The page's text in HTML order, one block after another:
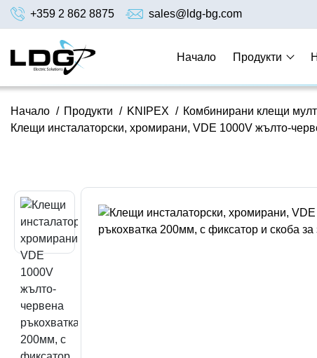
+359 2 862 8875 sales@ldg-bg.com
Начало Продукти
/
Начало /
Продукти /
KNIPEX
Комбинирани клещи
Клещи инсталаторски, хромирани, VDE 1000V жълто-